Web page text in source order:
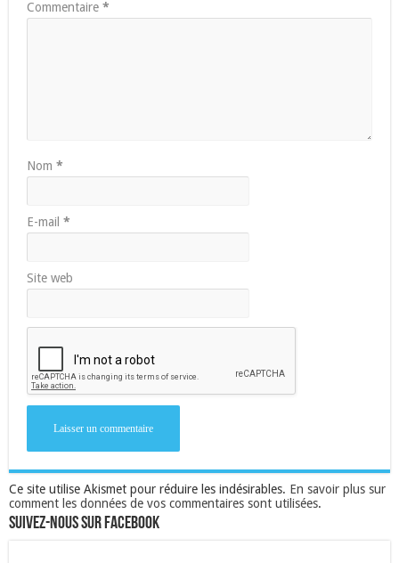
Commentaire *
Nom *
E-mail *
Site web
Ce site utilise Akismet pour réduire les indésirables. En savoir plus sur
comment les données de vos commentaires sont utilisées.
Suivez-nous sur Facebook